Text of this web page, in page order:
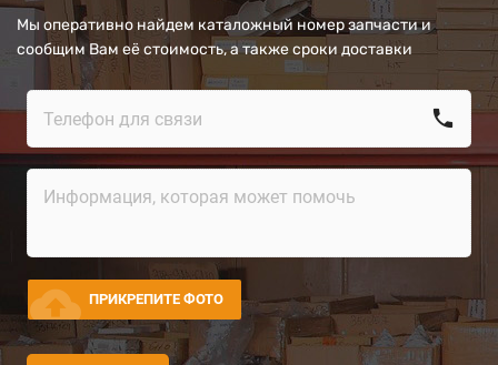
Мы оперативно найдем каталожный номер запчасти и
сообщим Вам её стоимость, а также сроки доставки
call
cloud_upload ПРИКРЕПИТЕ ФОТО